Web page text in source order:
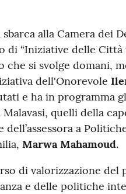
sbarca alla Camera dei
“Iniziative delle Città
che si svolge domani,
dell'Onorevole
e ha in programma
quelli della
dell’assessora a
Marwa Mahamoud.
di valorizzazione del
e delle politiche